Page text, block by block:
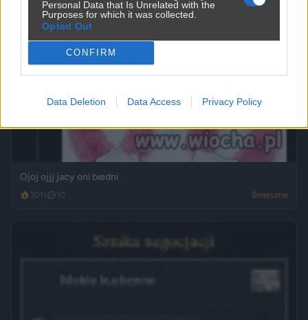
Personal Data that Is Unrelated with the
Purposes for which it was collected.
Opted Out
CONFIRM
Data Deletion Data Access Privacy Policy
Ojoj ojjj jacy oni biedni
3011 10 Śmieszne